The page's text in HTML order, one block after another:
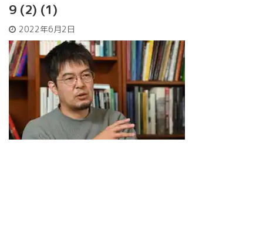
9 (2) (1)
2022年6月2日